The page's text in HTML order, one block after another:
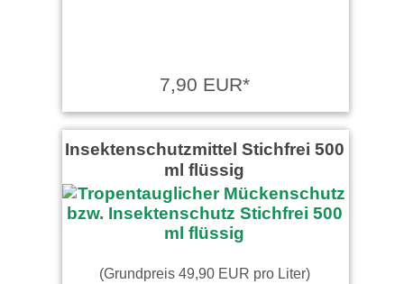
7,90 EUR*
Insektenschutzmittel Stichfrei 500
ml flüssig
(Grundpreis 49,90 EUR pro Liter)